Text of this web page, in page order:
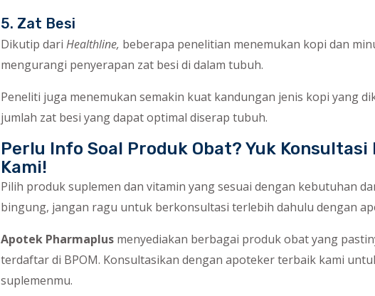
5. Zat Besi
Dikutip dari Healthline, beberapa penelitian menemukan kopi dan
mengurangi penyerapan zat besi di dalam tubuh.
Peneliti juga menemukan semakin kuat kandungan jenis kopi yang
jumlah zat besi yang dapat optimal diserap tubuh.
Perlu Info Soal Produk Obat? Yuk
Kami!
Pilih produk suplemen dan vitamin yang sesuai dengan kebutuhan
bingung, jangan ragu untuk berkonsultasi terlebih dahulu dengan
Apotek Pharmaplusmenyediakan berbagai produk obat yang
terdaftar di BPOM. Konsultasikan dengan apoteker terbaik kami
suplemenmu.